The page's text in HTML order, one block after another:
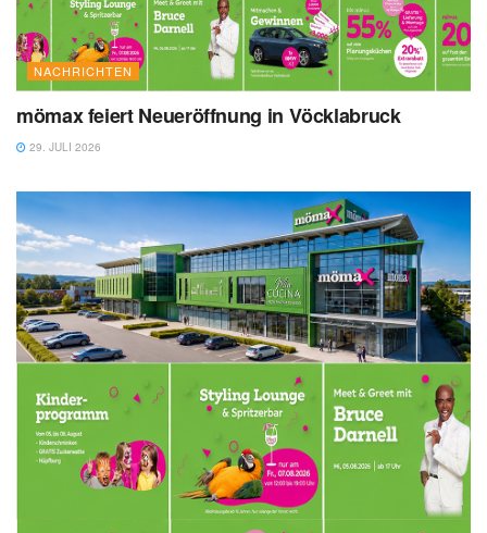
NACHRICHTEN
mömax feiert Neueröffnung in Vöcklabruck
29. JULI 2026